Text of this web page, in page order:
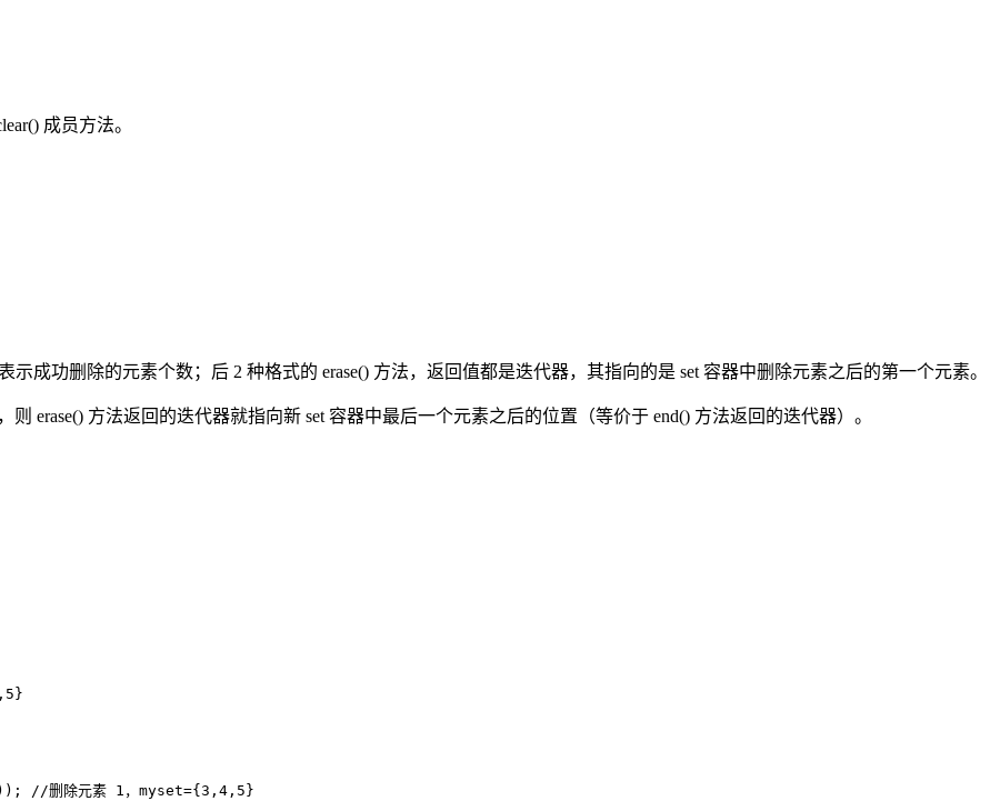
成员方法。
示成功删除的元素个数；后 2 种格式的 erase() 方法，返回值都是迭代器，其指向的是 set 容器中删除元素之后的第一个元素。
erase() 方法返回的迭代器就指向新 set 容器中最后一个元素之后的位置（等价于 end() 方法返回的迭代器）。
//删除元素 1，myset={3,4,5}